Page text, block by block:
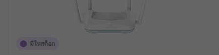
รองรับการขยายตัวของระบบ IoT : เชื่อมต่อกับ
อุปกรณ์และเซ็นเซอร์จำนวนมากในโรงงาน
อัจฉริยะ (Smart Factory) เพื่อเก็บข้อมูลและ
มีในสต็อก